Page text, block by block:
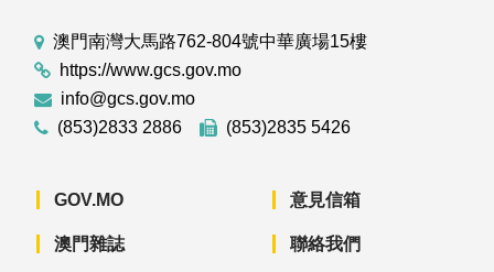
澳門南灣大馬路762-804號中華廣場15樓
https://www.gcs.gov.mo
info@gcs.gov.mo
(853)2833 2886
(853)2835 5426
GOV.MO
澳門雜誌
意見信箱
聯絡我們